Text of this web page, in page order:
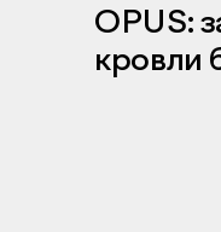
OPUS:
кровли